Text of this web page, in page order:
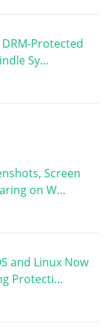
Protected
Sy…
Screen
on W…
and Linux Now
Protecti…